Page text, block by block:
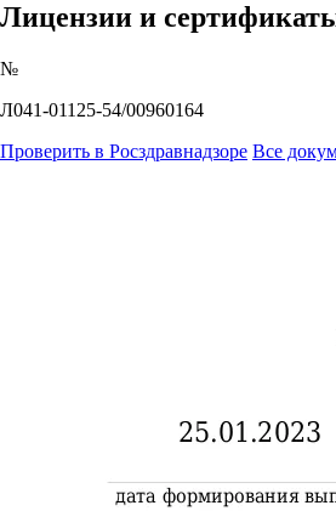
Лицензии и
№
Л041-01125-54/00960164
Проверить в Росздравнадзоре Все